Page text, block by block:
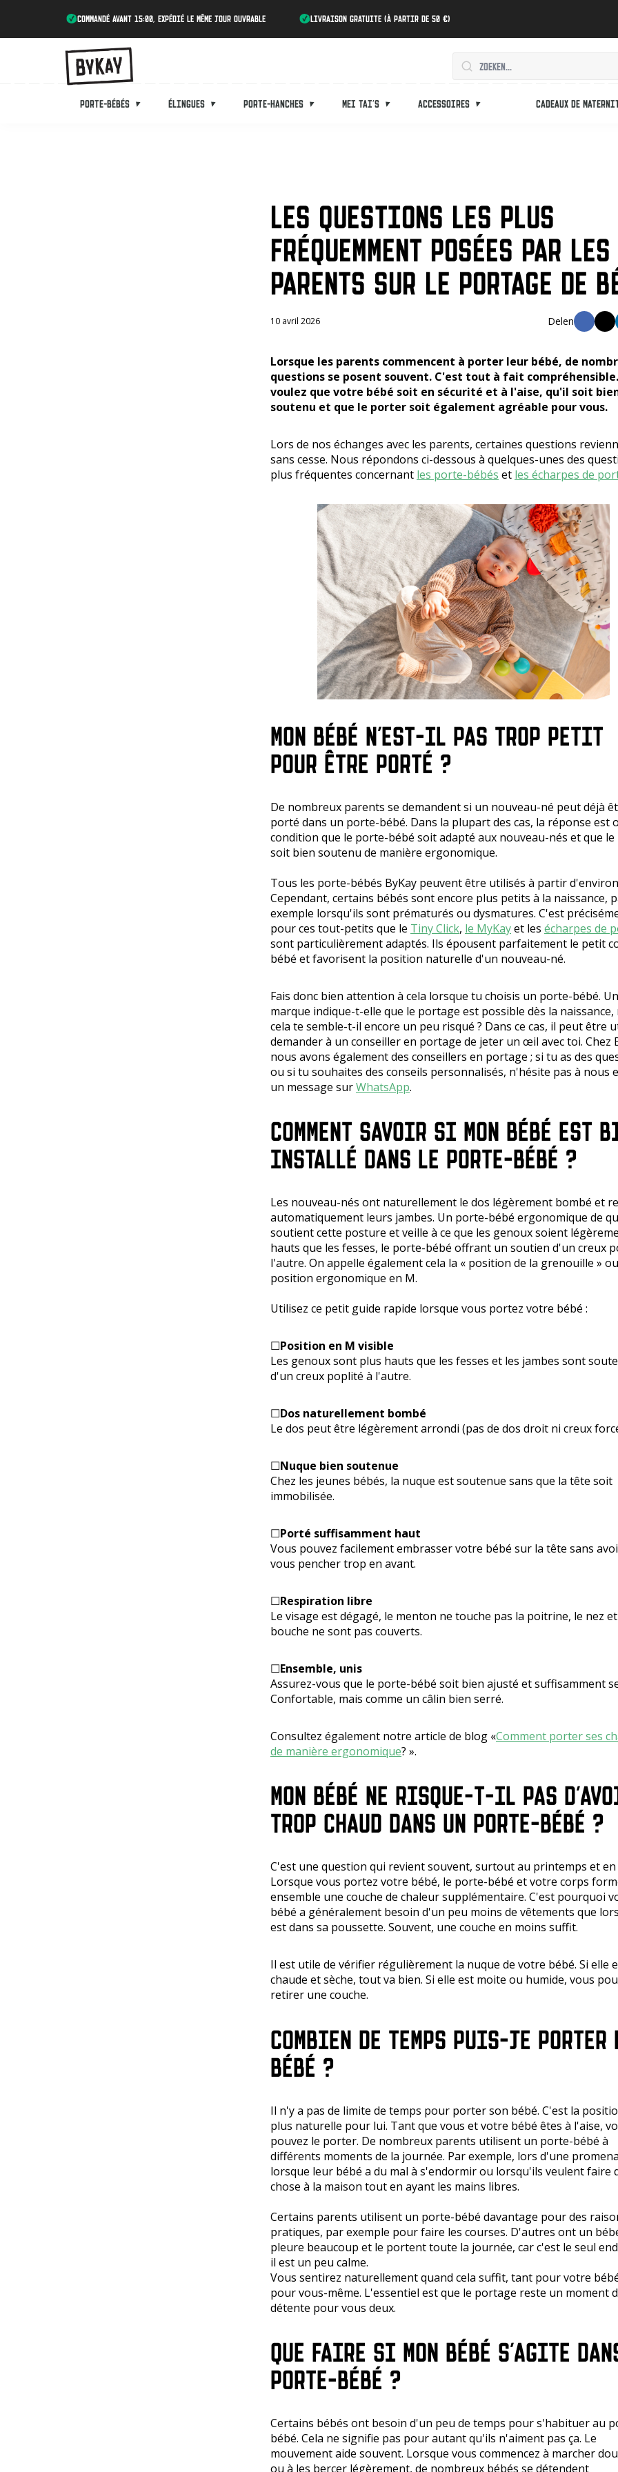
Commandé avant 15:00, expédié le même jour ouvrable Livraison gratuite (à partir de 50 €)
Porte-bébés Élingues Porte-hanches Mei tai's Accessoires Cadeaux de
LES QUESTIONS LES PLUS
FRÉQUEMMENT POSÉES PAR LES
PARENTS SUR LE PORTAGE DE
10 avril 2026
Lorsque les parents commencent à porter leur bébé, de
questions se posent souvent. C'est tout à fait
voulez que votre bébé soit en sécurité et à l'aise, qu'il soit
soutenu et que le porter soit également agréable pour vous.
Lors de nos échanges avec les parents, certaines questions
sans cesse. Nous répondons ci-dessous à quelques-unes des
plus fréquentes concernant les porte-bébés et les écharpes de
MON BÉBÉ N'EST-IL PAS TROP PETIT
POUR ÊTRE PORTÉ ?
De nombreux parents se demandent si un nouveau-né peut déjà
porté dans un porte-bébé. Dans la plupart des cas, la réponse est
condition que le porte-bébé soit adapté aux nouveau-nés et que le
soit bien soutenu de manière ergonomique.
Tous les porte-bébés ByKay peuvent être utilisés à partir
Cependant, certains bébés sont encore plus petits à la naissance,
exemple lorsqu'ils sont prématurés ou dysmatures. C'est
pour ces tout-petits que le Tiny Click, le MyKayet les écharpes de
sont particulièrement adaptés. Ils épousent parfaitement le petit
bébé et favorisent la position naturelle d'un nouveau-né.
Fais donc bien attention à cela lorsque tu choisis un porte-bébé.
marque indique-t-elle que le portage est possible dès la naissance,
cela te semble-t-il encore un peu risqué ? Dans ce cas, il peut être
demander à un conseiller en portage de jeter un œil avec toi. Chez
nous avons également des conseillers en portage ; si tu as des
ou si tu souhaites des conseils personnalisés, n'hésite pas à nous
un message surWhatsApp.
COMMENT SAVOIR SI MON BÉBÉ EST
INSTALLÉ DANS LE PORTE-BÉBÉ ?
Les nouveau-nés ont naturellement le dos légèrement bombé et
automatiquement leurs jambes. Un porte-bébé ergonomique de
soutient cette posture et veille à ce que les genoux soient
hauts que les fesses, le porte-bébé offrant un soutien d'un creux
l'autre. On appelle également cela la « position de la grenouille »
position ergonomique en M.
Utilisez ce petit guide rapide lorsque vous portez votre bébé :
☐Position en M visible
Les genoux sont plus hauts que les fesses et les jambes sont
d'un creux poplité à l'autre.
☐Dos naturellement bombé
Le dos peut être légèrement arrondi (pas de dos droit ni creux
☐Nuque bien soutenue
Chez les jeunes bébés, la nuque est soutenue sans que la tête soit
immobilisée.
☐Porté suffisamment haut
Vous pouvez facilement embrasser votre bébé sur la tête sans
vous pencher trop en avant.
☐Respiration libre
Le visage est dégagé, le menton ne touche pas la poitrine, le nez
bouche ne sont pas couverts.
☐Ensemble, unis
Assurez-vous que le porte-bébé soit bien ajusté et suffisamment
Confortable, mais comme un câlin bien serré.
Consultez également notre article de blog «Comment porter ses
de manière ergonomique? ».
MON BÉBÉ NE RISQUE-T-IL PAS
TROP CHAUD DANS UN PORTE-BÉBÉ ?
C'est une question qui revient souvent, surtout au printemps et en
Lorsque vous portez votre bébé, le porte-bébé et votre corps
ensemble une couche de chaleur supplémentaire. C'est pourquoi
bébé a généralement besoin d'un peu moins de vêtements que
est dans sa poussette. Souvent, une couche en moins suffit.
Il est utile de vérifier régulièrement la nuque de votre bébé. Si elle
chaude et sèche, tout va bien. Si elle est moite ou humide, vous
retirer une couche.
COMBIEN DE TEMPS PUIS-JE PORTER
BÉBÉ ?
Il n'y a pas de limite de temps pour porter son bébé. C'est la
plus naturelle pour lui. Tant que vous et votre bébé êtes à l'aise,
pouvez le porter. De nombreux parents utilisent un porte-bébé à
différents moments de la journée. Par exemple, lors d'une
lorsque leur bébé a du mal à s'endormir ou lorsqu'ils veulent faire
chose à la maison tout en ayant les mains libres.
Certains parents utilisent un porte-bébé davantage pour des
pratiques, par exemple pour faire les courses. D'autres ont un
pleure beaucoup et le portent toute la journée, car c'est le seul
il est un peu calme.
Vous sentirez naturellement quand cela suffit, tant pour votre
pour vous-même. L'essentiel est que le portage reste un moment
détente pour vous deux.
QUE FAIRE SI MON BÉBÉ S'AGITE
PORTE-BÉBÉ ?
Certains bébés ont besoin d'un peu de temps pour s'habituer au
bébé. Cela ne signifie pas pour autant qu'ils n'aiment pas ça. Le
mouvement aide souvent. Lorsque vous commencez à marcher
ou à les bercer légèrement, de nombreux bébés se détendent